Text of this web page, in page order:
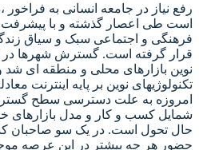
رفع نیاز در جامعه انسانی به
است طی اعصار گذشته و با پیشرفت
فرهنگی و اجتماعی سبک و سیاق
قرار گرفته است. گسترش شهرها
نوین بازارهای محلی و منطقه ای شد
تکنولوژیهای نوین بر پایه اینترنت
امروزه به علت دسترسی سطح
شمایل کسب و کار و مدل بازارهای
حال تحول است. در یک سو صاحبان
حضور هر چه بیشتر در این عرصه